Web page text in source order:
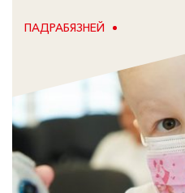
ПАДРАБЯЗНЕЙ